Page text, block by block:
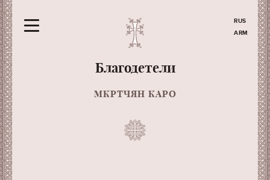
RUS
ARM
Благодетели
МКРТЧЯН КАРО